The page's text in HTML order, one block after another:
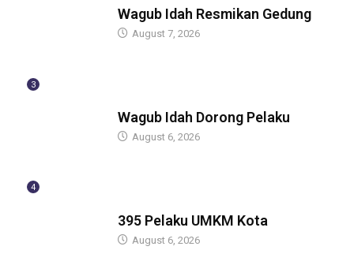
Wagub Idah Resmikan Gedung
August 7, 2026
3
Wagub Idah Dorong Pelaku
August 6, 2026
4
395 Pelaku UMKM Kota
August 6, 2026